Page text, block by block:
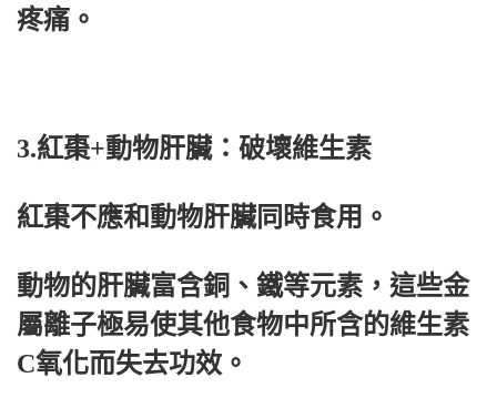
疼痛。
3.紅棗+動物肝臟：破壞維生素
紅棗不應和動物肝臟同時食用。
動物的肝臟富含銅、鐵等元素，這些金
屬離子極易使其他食物中所含的維生素
C氧化而失去功效。